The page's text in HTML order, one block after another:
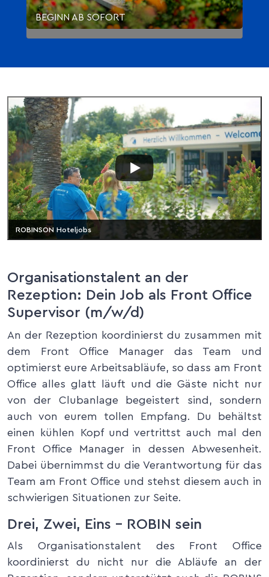
BEGINN AB SOFORT
ROBINSON Hoteljobs
Organisationstalent an der
Rezeption: Dein Job als Front Office
Supervisor (m/w/d)
An der Rezeption koordinierst du zusammen mit
dem Front Office Manager das Team und
optimierst eure Arbeitsabläufe, so dass am Front
Office alles glatt läuft und die Gäste nicht nur
von der Clubanlage begeistert sind, sondern
auch von eurem tollen Empfang. Du behältst
einen kühlen Kopf und vertrittst auch mal den
Front Office Manager in dessen Abwesenheit.
Dabei übernimmst du die Verantwortung für das
Team am Front Office und stehst diesem auch in
schwierigen Situationen zur Seite.
Drei, Zwei, Eins – ROBIN sein
Als Organisationstalent des Front Office
koordinierst du nicht nur die Abläufe an der